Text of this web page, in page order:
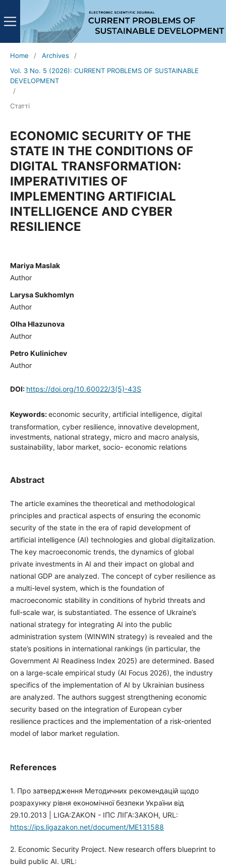
Home / Archives
/
Vol. 3 No. 5 (2026): CURRENT PROBLEMS OF SUSTAINABLE
DEVELOPMENT
/
Статті
ECONOMIC SECURITY OF THE
STATE IN THE CONDITIONS OF
DIGITAL TRANSFORMATION:
IMPERATIVITIES OF
IMPLEMENTING ARTIFICIAL
INTELLIGENCE AND CYBER
RESILIENCE
Mariya Maslak
Author
Larysa Sukhomlyn
Author
Olha Hlazunova
Author
Petro Kulinichev
Author
DOI: https://doi.org/10.60022/3(5)-43S
Keywords:economic security, artificial intelligence, digital
transformation, cyber resilience, innovative development,
investments, national strategy, micro and macro analysis,
sustainability, labor market, socio- economic relations
Abstract
The article examines the theoretical and methodological
principles and practical aspects of ensuring the economic
security of the state in the era of rapid development of
artificial intelligence (AI) technologies and global digitalization.
The key macroeconomic trends, the dynamics of global
private investments in AI and their impact on global and
national GDP are analyzed. The concept of cyber resilience as
a multi-level system, which is the foundation of
macroeconomic stability in conditions of hybrid threats and
full-scale war, is substantiated. The essence of Ukraine’s
national strategy for integrating AI into the public
administration system (WINWIN strategy) is revealed and the
state’s positions in international rankings (in particular, the
Government AI Readiness Index 2025) are determined. Based
on a large-scale empirical study (AI Focus 2026), the industry
specifics of the implementation of AI by Ukrainian business
are analyzed. The authors suggest strengthening economic
security based on the integration of European cyber
resilience practices and the implementation of a risk-oriented
model of labor market regulation.
References
1. Про затвердження Методичних рекомендацій щодо
розрахунку рівня економічної безпеки України від
29.10.2013 | LIGA:ZAKON - ІПС ЛІГА:ЗАКОН, URL:
https://ips.ligazakon.net/document/ME131588
2. Economic Security Project. New research offers blueprint to
build public AI. URL: